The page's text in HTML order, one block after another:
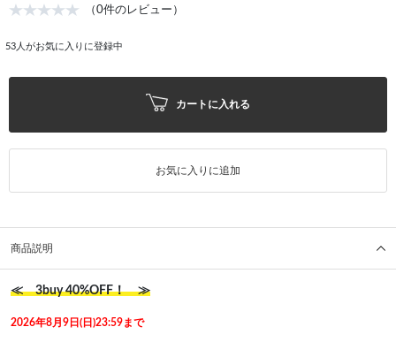
（0件のレビュー）
53 人がお気に入りに登録中
カートに入れる
お気に入りに追加
商品説明
≪ 3buy 40%OFF！ ≫
2026年8月9日(日)23:59まで